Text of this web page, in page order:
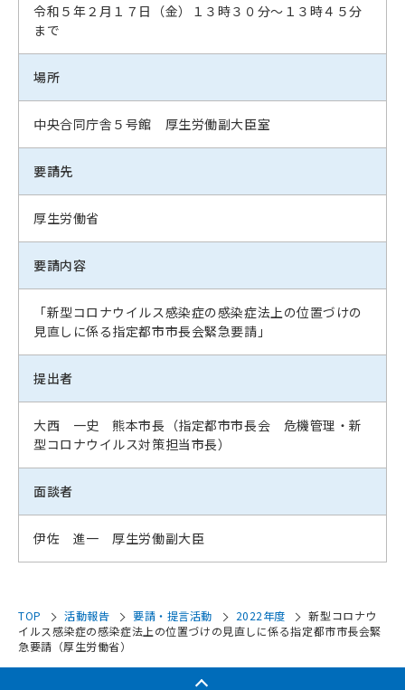
TOP 活動報告 要請・提言活動 2022年度
新型コロナウ
イルス感染症の感染症法上の位置づけの見直しに係る指定都市市長会緊
急要請（厚生労働省）
令和５年２月１７日（金）１３時３０分～１３時４５分
まで
場所
中央合同庁舎５号館 厚生労働副大臣室
要請先
厚生労働省
要請内容
「新型コロナウイルス感染症の感染症法上の位置づけの
見直しに係る指定都市市長会緊急要請」
提出者
大西 一史 熊本市長（指定都市市長会 危機管理・新
型コロナウイルス対策担当市長）
面談者
伊佐 進一 厚生労働副大臣